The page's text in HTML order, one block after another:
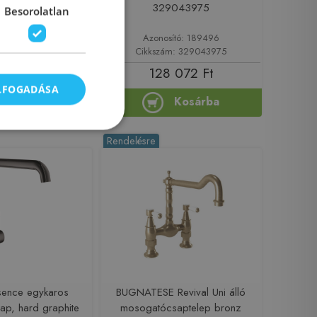
205981
2382DO
900 Ft
Kosárba
329043975
Azonosító: 189496
Cikkszám: 329043975
128 072 Ft
Kosárba
egykaros
hard graphite
Rendelésre
BUGNATESE Revival Uni álló
mosogatócsaptelep bronz
Besorolatlan